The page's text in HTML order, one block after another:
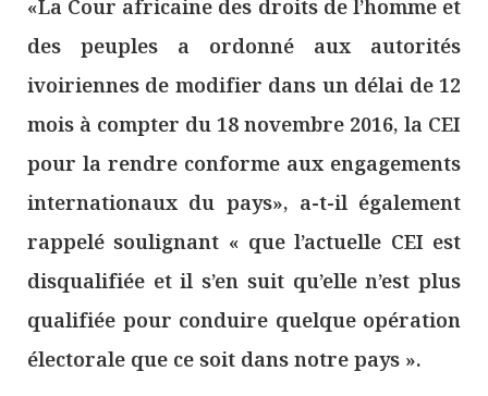
«La Cour africaine des droits de l’homme et
des peuples a ordonné aux autorités
ivoiriennes de modifier dans un délai de 12
mois à compter du 18 novembre 2016, la CEI
pour la rendre conforme aux engagements
internationaux du pays», a-t-il également
rappelé soulignant « que l’actuelle CEI est
disqualifiée et il s’en suit qu’elle n’est plus
qualifiée pour conduire quelque opération
électorale que ce soit dans notre pays ».